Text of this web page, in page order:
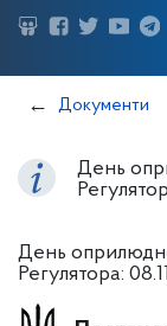
Документи
День
День
Регулятора: